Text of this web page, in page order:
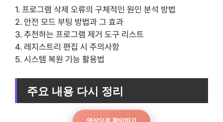
1. 프로그램 삭제 오류의 구체적인 원인 분석 방법
2. 안전 모드 부팅 방법과 그 효과
3. 추천하는 프로그램 제거 도구 리스트
4. 레지스트리 편집 시 주의사항
5. 시스템 복원 기능 활용법
주요 내용 다시 정리